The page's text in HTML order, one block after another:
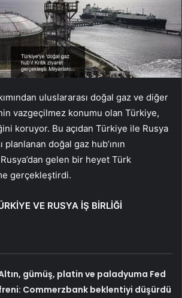
uluslararası doğal gaz ve diğer
vazgeçilmez konumu olan Türkiye,
koruyor. Bu açıdan Türkiye ile Rusya
planlanan doğal gaz hub’ının
gelen bir heyet Türk
gerçekleştirdi.
VE RUSYA İŞ BİRLİĞİ
gümüş, platin ve paladyuma Fed
Commerzbank beklentiyi düşürdü